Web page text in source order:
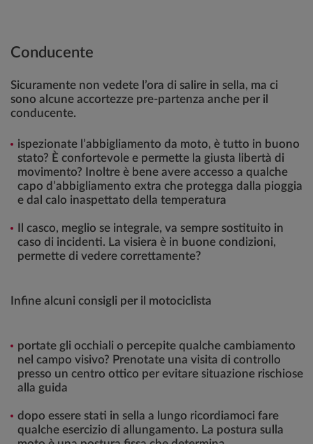
Conducente
Sicuramente non vedete l’ora di salire in sella, ma ci
sono alcune accortezze pre-partenza anche per il
conducente.
ispezionate l’abbigliamento da moto, è tutto in buono
stato? È confortevole e permette la giusta libertà di
movimento? Inoltre è bene avere accesso a qualche
capo d’abbigliamento extra che protegga dalla pioggia
e dal calo inaspettato della temperatura
Il casco, meglio se integrale, va sempre sostituito in
caso di incidenti. La visiera è in buone condizioni,
permette di vedere correttamente?
Infine alcuni consigli per il motociclista
portate gli occhiali o percepite qualche cambiamento
nel campo visivo? Prenotate una visita di controllo
presso un centro ottico per evitare situazione rischiose
alla guida
dopo essere stati in sella a lungo ricordiamoci fare
qualche esercizio di allungamento. La postura sulla